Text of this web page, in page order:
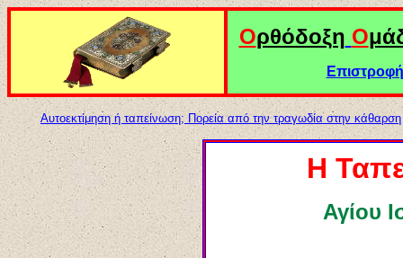
Ορθόδοξη Ο
Αυτοεκτίμηση ή ταπείνωση; Πορεία από την τραγωδία στην κάθαρση
Η
Αγίου